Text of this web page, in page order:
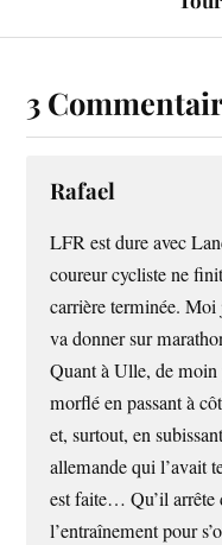
3
Rafael
LFR est dure avec
coureur cycliste ne
carrière terminée. Moi
va donner sur
Quant à Ulle, de
morflé en passant à
et, surtout, en
allemande qui l’avait
est faite… Qu’il arrête
l’entraînement pour